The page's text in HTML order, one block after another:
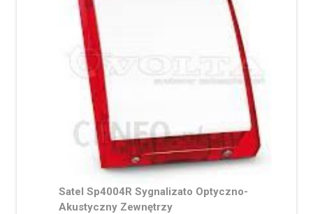
Satel Sp4004R Sygnalizato Optyczno-
Akustyczny Zewnętrzy